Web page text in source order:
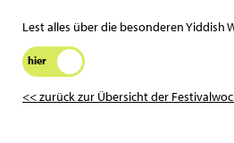
Lest alles über die besonderen Yiddish
hier
<< zurück zur Übersicht der